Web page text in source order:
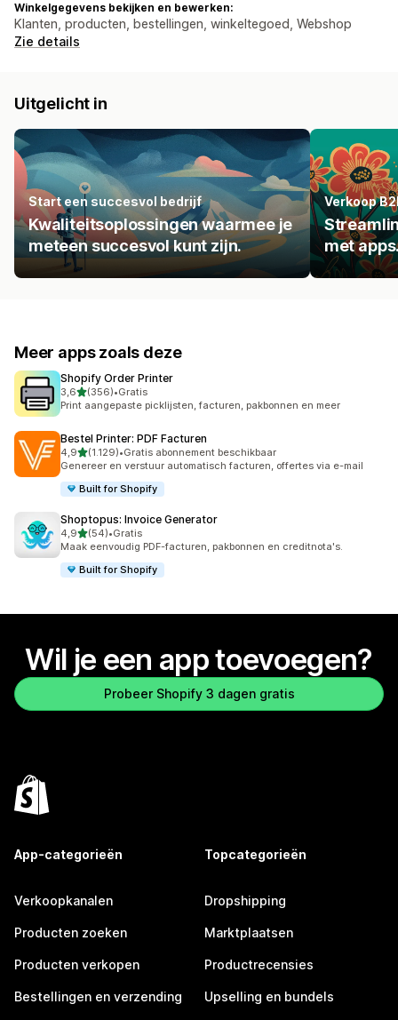
Winkelgegevens bekijken en bewerken:
Klanten, producten, bestellingen, winkeltegoed, Webshop
Zie details
Uitgelicht in
Start een succesvol bedrijf
Kwaliteitsoplossingen waarmee je
meteen succesvol kunt zijn.
Verkoop
met
Meer apps zoals deze
Shopify Order Printer
3,6van 5 sterren
(356)
356 recensies in totaal
•Gratis
Print aangepaste picklijsten, facturen, pakbonnen en meer
Bestel Printer: PDF Facturen
4,9van 5 sterren
(1.129)
1129 recensies in totaal
•Gratis abonnement beschikbaar
Genereer en verstuur automatisch facturen, offertes via e-mail
Built for Shopify
Shoptopus: Invoice Generator
4,9van 5 sterren
(54)
54 recensies in totaal
•Gratis
Maak eenvoudig PDF-facturen, pakbonnen en creditnota's.
Built for Shopify
Wil je een app toevoegen?
Probeer Shopify 3 dagen gratis
App-categorieën
Verkoopkanalen
Producten zoeken
Producten verkopen
Bestellingen en verzending
Topcategorieën
Dropshipping
Marktplaatsen
Productrecensies
Upselling en bundels